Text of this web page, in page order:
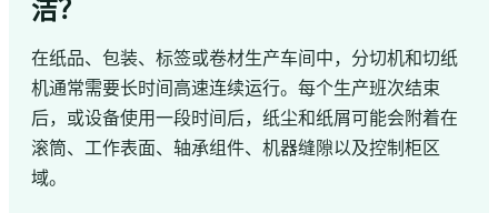
洁？
在纸品、包装、标签或卷材生产车间中，分切机和切纸
机通常需要长时间高速连续运行。每个生产班次结束
后，或设备使用一段时间后，纸尘和纸屑可能会附着在
滚筒、工作表面、轴承组件、机器缝隙以及控制柜区
域。